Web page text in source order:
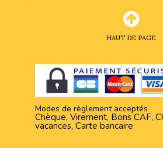
HAUT DE PAGE
Modes de règlement acceptés
Chèque, Virement, Bons CAF,
vacances, Carte bancaire